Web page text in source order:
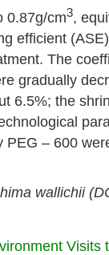
0.87g/cm3,
efficient
The
gradually
6.5%; the
PEG – 600
wallichii
Visits